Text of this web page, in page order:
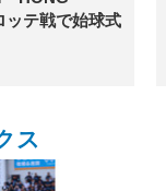
ッテ戦で始球式
ス